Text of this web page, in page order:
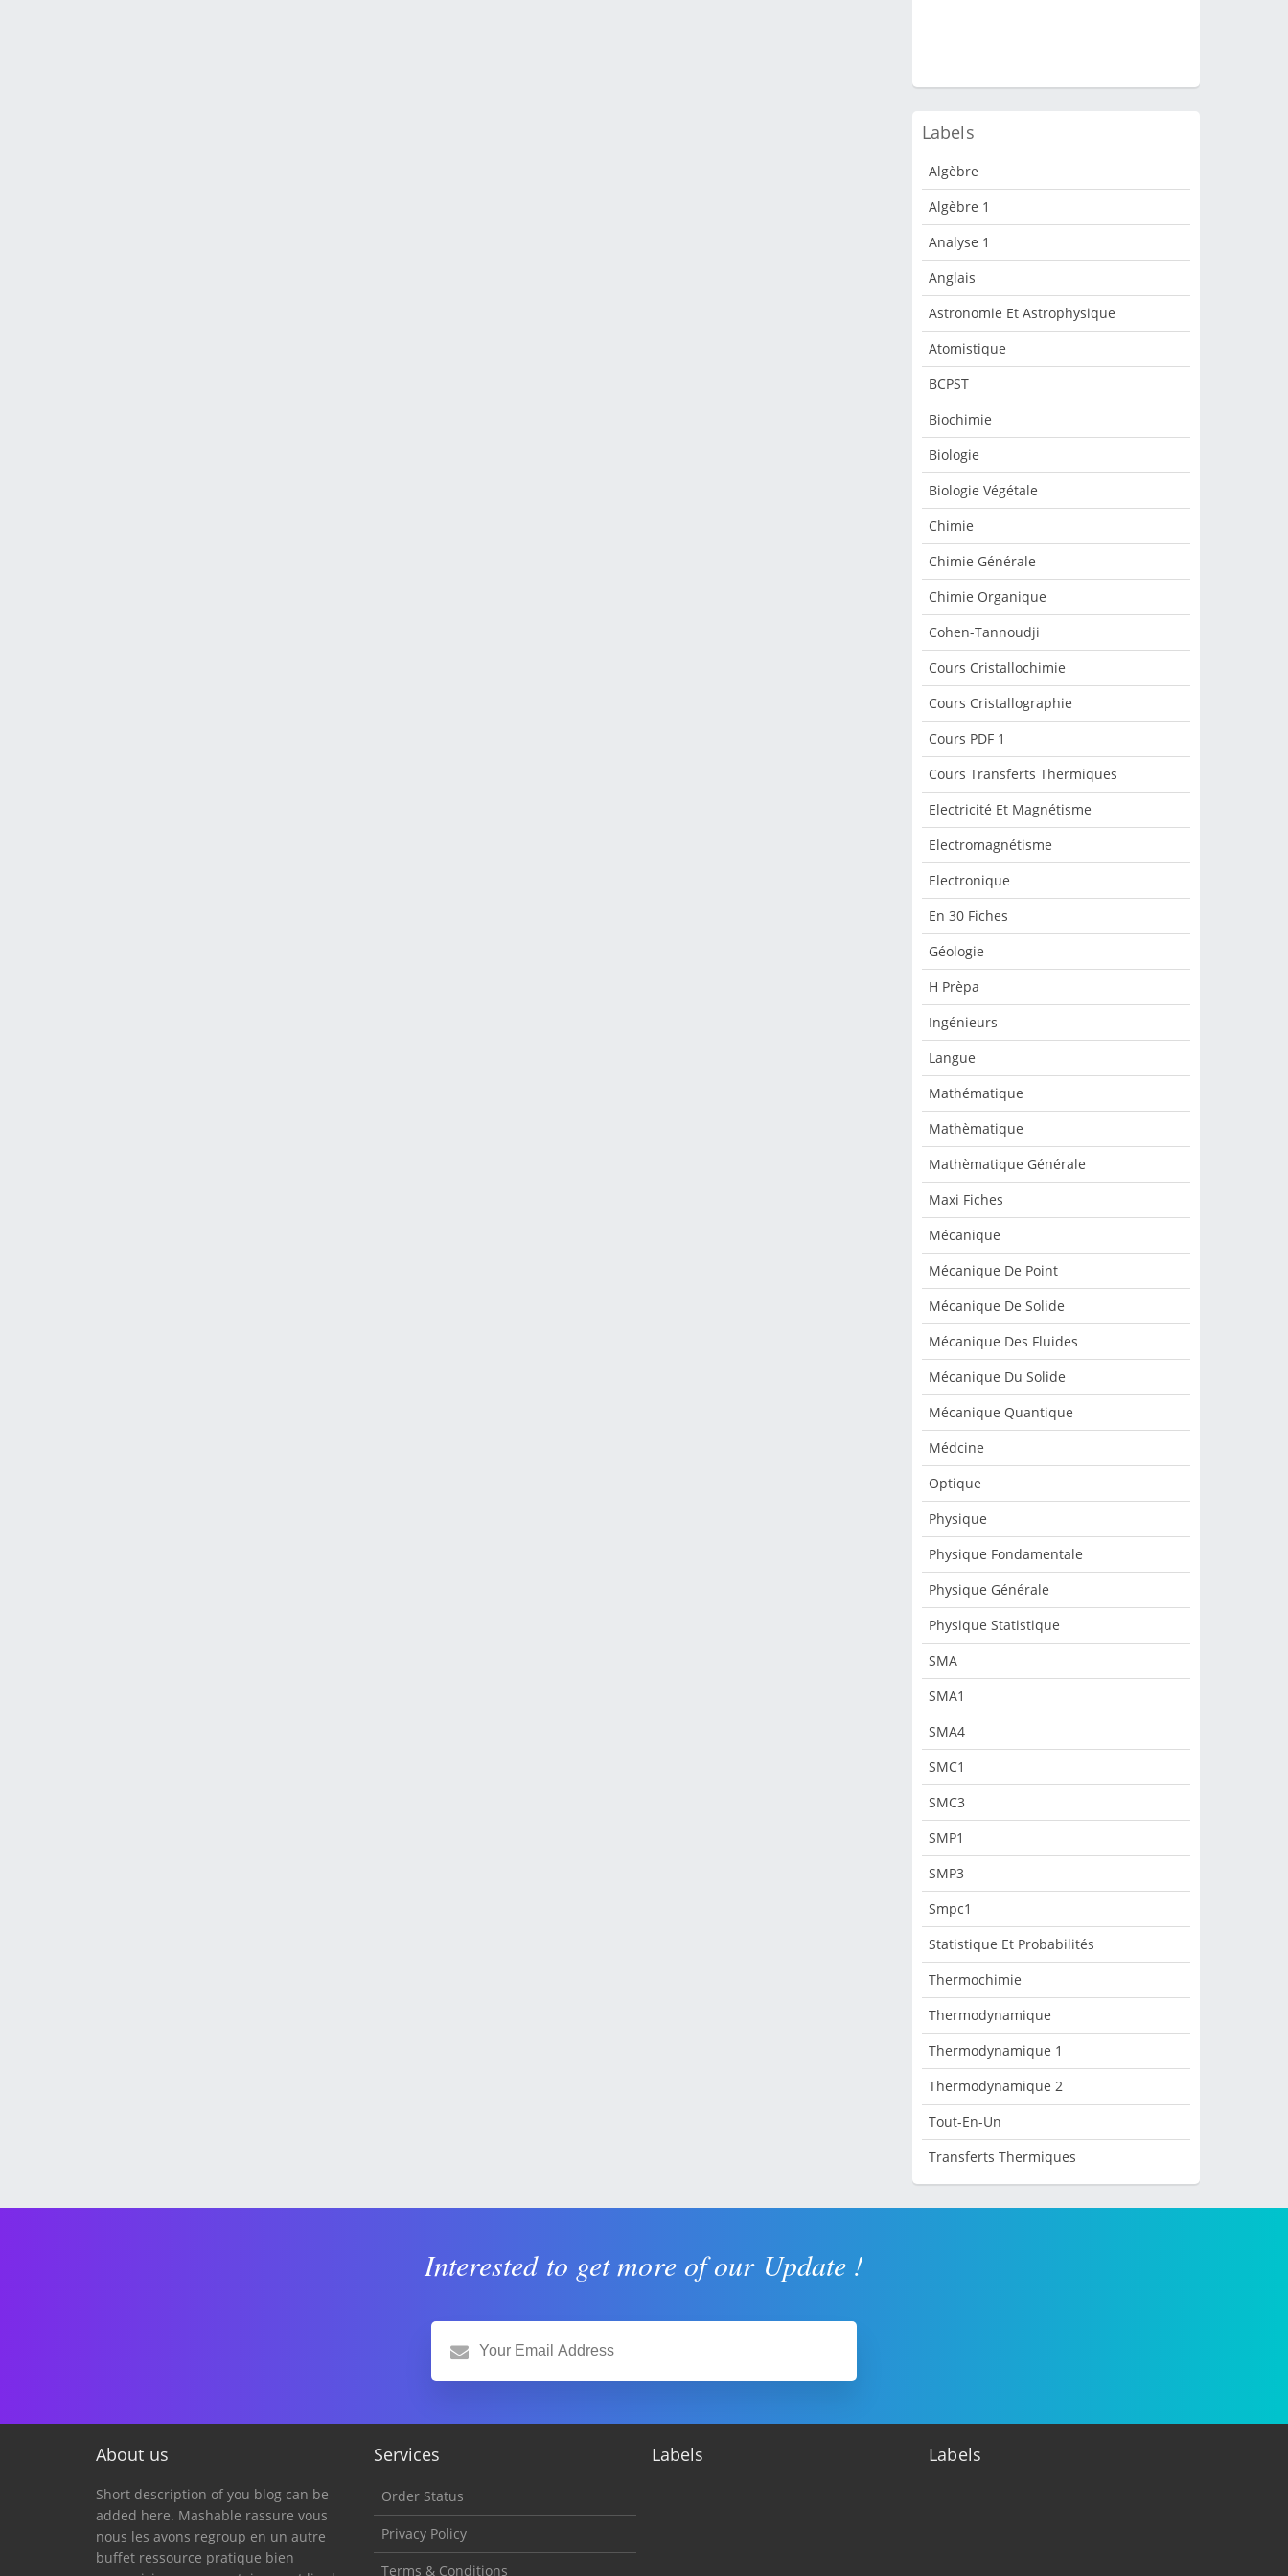
Labels
Algèbre
Algèbre 1
Analyse 1
Anglais
Astronomie Et Astrophysique
Atomistique
BCPST
Biochimie
Biologie
Biologie Végétale
Chimie
Chimie Générale
Chimie Organique
Cohen-Tannoudji
Cours Cristallochimie
Cours Cristallographie
Cours PDF 1
Cours Transferts Thermiques
Electricité Et Magnétisme
Electromagnétisme
Electronique
En 30 Fiches
Géologie
H Prèpa
Ingénieurs
Langue
Mathématique
Mathèmatique
Mathèmatique Générale
Maxi Fiches
Mécanique
Mécanique De Point
Mécanique De Solide
Mécanique Des Fluides
Mécanique Du Solide
Mécanique Quantique
Médcine
Optique
Physique
Physique Fondamentale
Physique Générale
Physique Statistique
SMA
SMA1
SMA4
SMC1
SMC3
SMP1
SMP3
Smpc1
Statistique Et Probabilités
Thermochimie
Thermodynamique
Thermodynamique 1
Thermodynamique 2
Tout-En-Un
Transferts Thermiques
Interested to get more of our Update !
About us
Short description of you blog can be
added here. Mashable rassure vous
nous les avons regroup en un autre
buffet ressource pratique bien
Services
Order Status
Privacy Policy
Terms & Conditions
Labels Labels